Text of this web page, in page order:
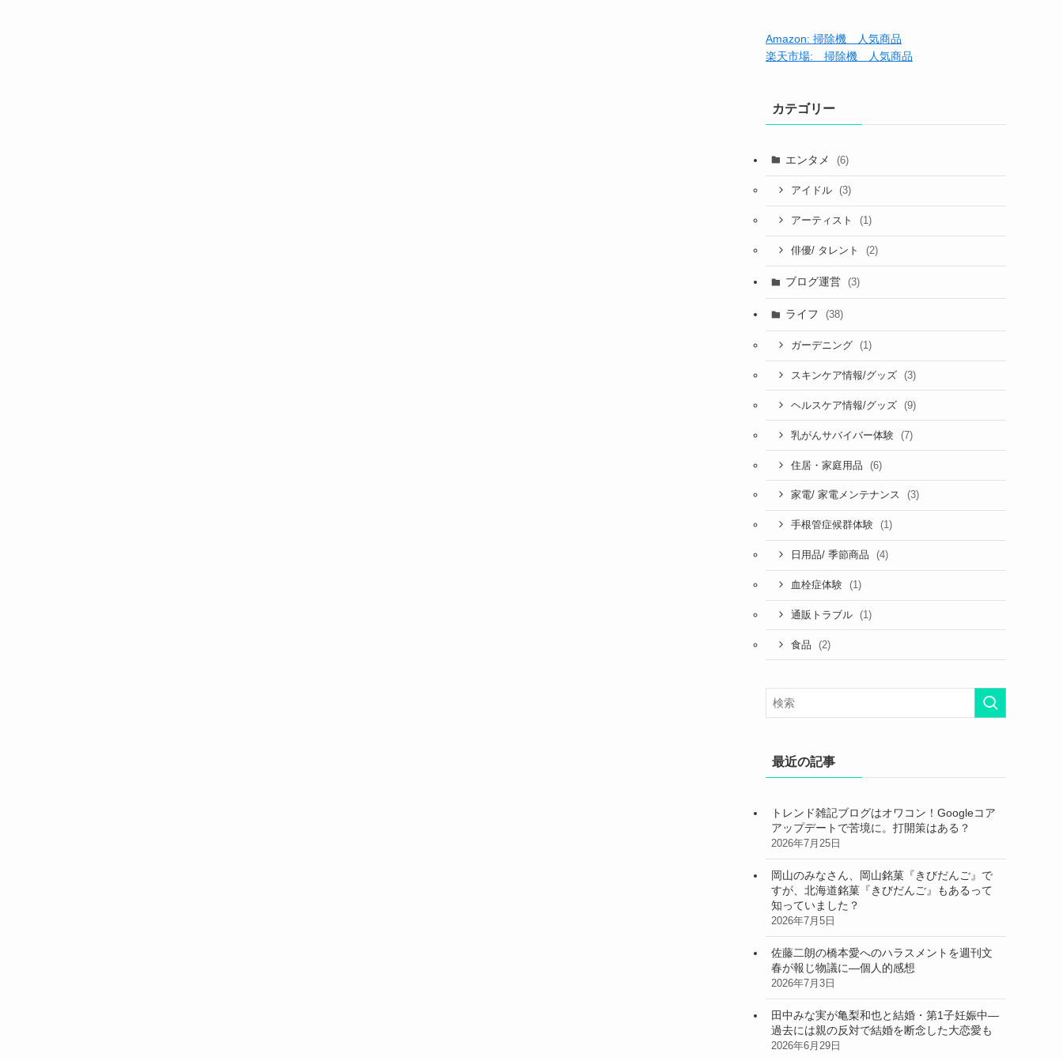
Amazon: 掃除機 人気商品
楽天市場: 掃除機 人気商品
カテゴリー
エンタメ (6)
アイドル (3)
アーティスト (1)
俳優/ タレント (2)
ブログ運営 (3)
ライフ (38)
ガーデニング (1)
スキンケア情報/グッズ (3)
ヘルスケア情報/グッズ (9)
乳がんサバイバー体験 (7)
住居・家庭用品 (6)
家電/ 家電メンテナンス (3)
手根管症候群体験 (1)
日用品/ 季節商品 (4)
血栓症体験 (1)
通販トラブル (1)
食品 (2)
最近の記事
トレンド雑記ブログはオワコン！Googleコア
アップデートで苦境に。打開策はある？
2026年7月25日
岡山のみなさん、岡山銘菓『きびだんご』で
すが、北海道銘菓『きびだんご』もあるって
知っていました？
2026年7月5日
佐藤二朗の橋本愛へのハラスメントを週刊文
春が報じ物議に―個人的感想
2026年7月3日
田中みな実が亀梨和也と結婚・第1子妊娠中―
過去には親の反対で結婚を断念した大恋愛も
2026年6月29日